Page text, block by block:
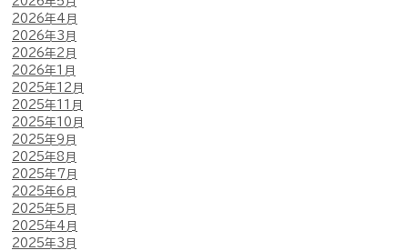
2026年4月
2026年3月
2026年2月
2026年1月
2025年12月
2025年11月
2025年10月
2025年9月
2025年8月
2025年7月
2025年6月
2025年5月
2025年4月
2025年3月